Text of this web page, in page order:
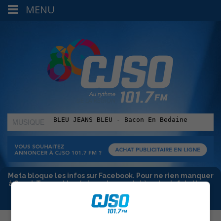
MUSIQUE
:
Meta bloque les infos sur Facebook. Pour ne rien manquer
à Sorel-Tracy et la région, abonne-toi à notre infolettre :
MENU